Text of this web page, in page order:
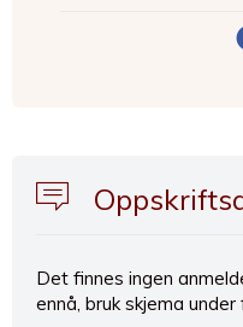
Det finnes ingen
ennå, bruk skjema